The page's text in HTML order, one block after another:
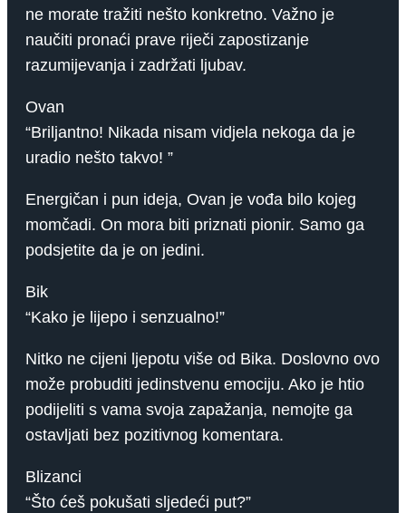
ne morate tražiti nešto konkretno. Važno je
naučiti pronaći prave riječi zapostizanje
razumijevanja i zadržati ljubav.
Ovan
“Briljantno! Nikada nisam vidjela nekoga da je
uradio nešto takvo! ”
Energičan i pun ideja, Ovan je vođa bilo kojeg
momčadi. On mora biti priznati pionir. Samo ga
podsjetite da je on jedini.
Bik
“Kako je lijepo i senzualno!”
Nitko ne cijeni ljepotu više od Bika. Doslovno ovo
može probuditi jedinstvenu emociju. Ako je htio
podijeliti s vama svoja zapažanja, nemojte ga
ostavljati bez pozitivnog komentara.
Blizanci
“Što ćeš pokušati sljedeći put?”